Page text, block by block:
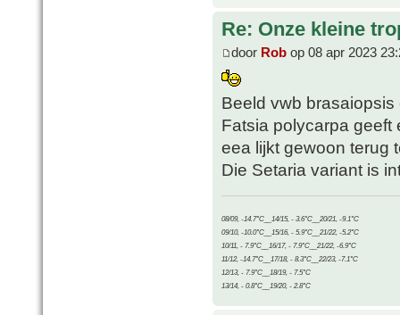
Re: Onze kleine
door Rob op 08 apr 2023
Beeld vwb
Fatsia polycarpa geeft
eea lijkt gewoon terug
Die Setaria variant is
08/09, -14.7°C__14/15, - 3.6°C__20/21, -9.1°C
09/10, -10.0°C__15/16, - 5.9°C__21/22, -5.2°C
10/11, - 7.9°C__16/17, - 7.9°C__21/22, -6.9°C
11/12, -14.7°C__17/18, - 8.3°C__22/23, -7.1°C
12/13, - 7.9°C__18/19, - 7.5°C
13/14, - 0.8°C__19/20, - 2.8°C